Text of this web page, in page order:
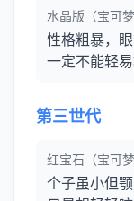
水晶版（宝可梦
性格粗暴，
一定不能轻易
第三世代
红宝石（宝可
个子虽小但